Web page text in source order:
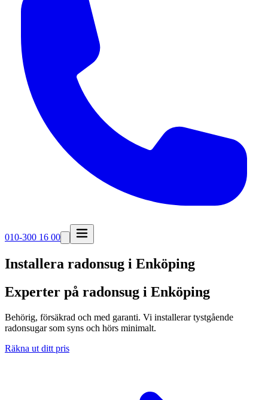
010-300 16 00
Installera radonsug i Enköping
Experter på radonsug i Enköping
Behörig, försäkrad och med garanti. Vi installerar tystgående
radonsugar som syns och hörs minimalt.
Räkna ut ditt pris